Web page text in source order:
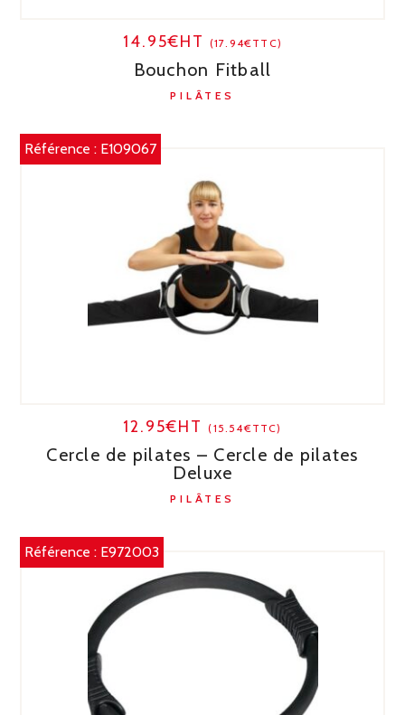
14.95€HT (17.94€TTC)
Bouchon Fitball
PILÂTES
Référence : E109067
12.95€HT(15.54€TTC)
Cercle de pilates – Cercle de pilates
Deluxe
PILÂTES
Référence : E972003